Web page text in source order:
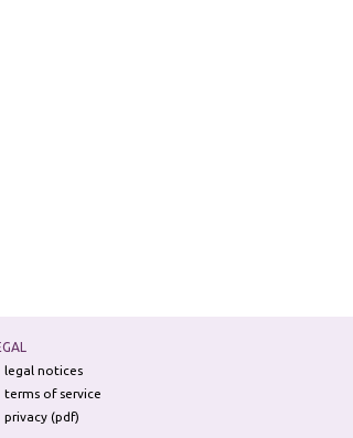
legal notices
terms of service
privacy (pdf)